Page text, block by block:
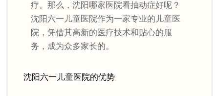
疗。那么，沈阳哪家医院看抽动症好呢？
沈阳六一儿童医院作为一家专业的儿童医
院，凭借其高新的医疗技术和贴心的服
务，成为众多家长的。
沈阳六一儿童医院的优势